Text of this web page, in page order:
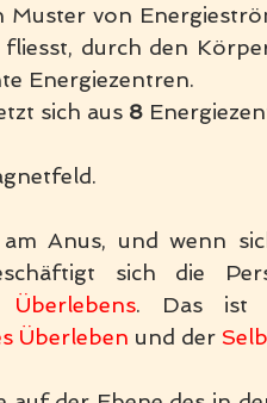
Muster von
durch den
Energiezentren.
sich aus 8
Anus, und wenn
Überlebens. Das ist
Überleben und der